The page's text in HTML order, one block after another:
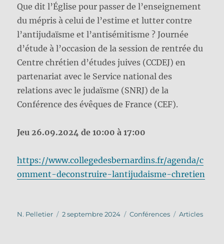
Que dit l’Église pour passer de l’enseignement
du mépris à celui de l’estime et lutter contre
l’antijudaïsme et l’antisémitisme ? Journée
d’étude à l’occasion de la session de rentrée du
Centre chrétien d’études juives (CCDEJ) en
partenariat avec le Service national des
relations avec le judaïsme (SNRJ) de la
Conférence des évêques de France (CEF).
Jeu 26.09.2024 de 10:00 à 17:00
https://www.collegedesbernardins.fr/agenda/c
omment-deconstruire-lantijudaisme-chretien
Auteur
N. Pelletier
Publié
2 septembre 2024 Catégories
Conférences Étiquettes
Articles